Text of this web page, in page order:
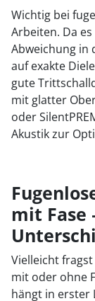
Wichtig bei
Arbeiten. Da
Abweichung in
auf exakte
gute
mit glatter
oder
Akustik zur
mit Fase
Vielleicht
mit oder ohne
hängt in erster